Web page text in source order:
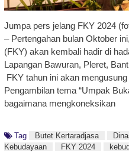
Jumpa pers jelang FKY 2024
– Pertengahan bulan Oktober
(FKY) akan kembali hadir di
Lapangan Bawuran, Pleret,
FKY tahun ini akan
Pengambilan tema “Umpak
bagaimana mengkoneksikan
Tag Butet Kertaradjasa
Kebudayaan
FKY 2024